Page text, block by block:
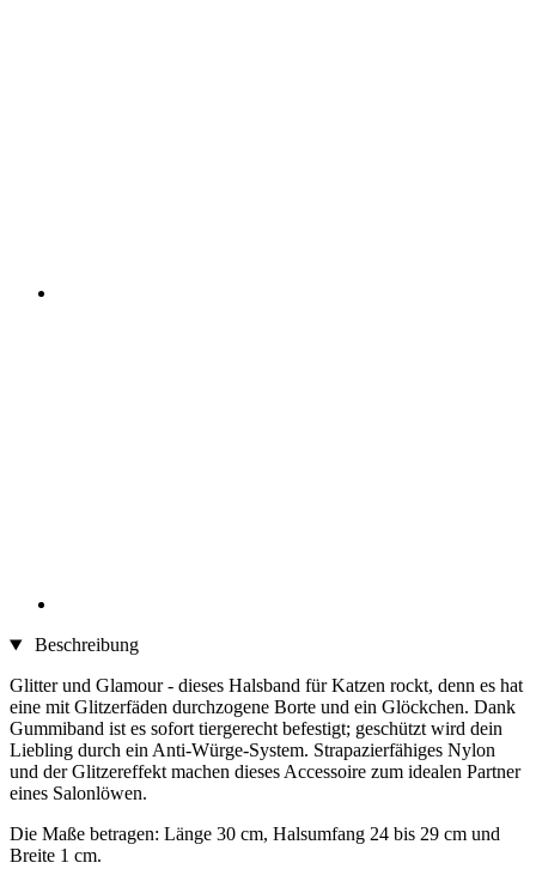
Beschreibung
Glitter und Glamour - dieses Halsband für Katzen rockt, denn es hat
eine mit Glitzerfäden durchzogene Borte und ein Glöckchen. Dank
Gummiband ist es sofort tiergerecht befestigt; geschützt wird dein
Liebling durch ein Anti-Würge-System. Strapazierfähiges Nylon
und der Glitzereffekt machen dieses Accessoire zum idealen Partner
eines Salonlöwen.
Die Maße betragen: Länge 30 cm, Halsumfang 24 bis 29 cm und
Breite 1 cm.